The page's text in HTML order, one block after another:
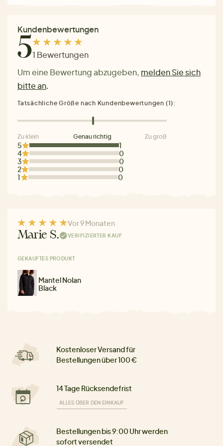
Kundenbewertungen
51 Bewertungen
Um eine Bewertung abzugeben, melden Sie sich
bitte an.
5
1
4
0
3
0
2
0
1
0
Tatsächliche Größe nach Kundenbewertungen (1):
Zu klein Genau richtig Zu groß
Vor 9 Monaten
Marie S. VERIFIZIERTER KAUF
GEKAUFTES PRODUKT
Mantel Nolan
Black
Kostenloser Versand für
Bestellungen über 100 €
14 Tage Rücksendefrist
ALLES ÜBER DEN EINKAUF
Bestellungen bis 9:00 Uhr werden
sofort versendet